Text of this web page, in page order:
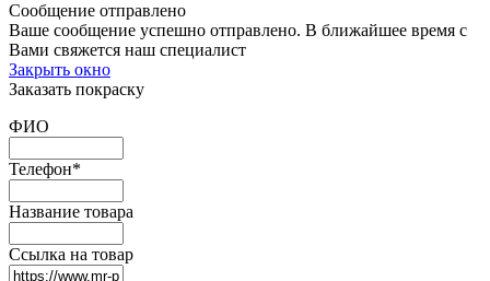
Сообщение отправлено
Ваше сообщение успешно отправлено. В ближайшее время с
Вами свяжется наш специалист
Закрыть окно
Заказать покраску
ФИО
Телефон*
Название товара
Ссылка на товар